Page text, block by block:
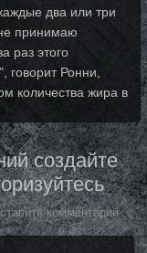
два или три
принимаю
раз этого
говорит Ронни,
количества жира в
создайте
комментарий